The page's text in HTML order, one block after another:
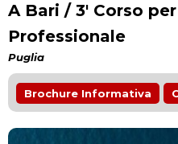
A Bari / 3' Corso
Professionale
Puglia
Brochure Informativa